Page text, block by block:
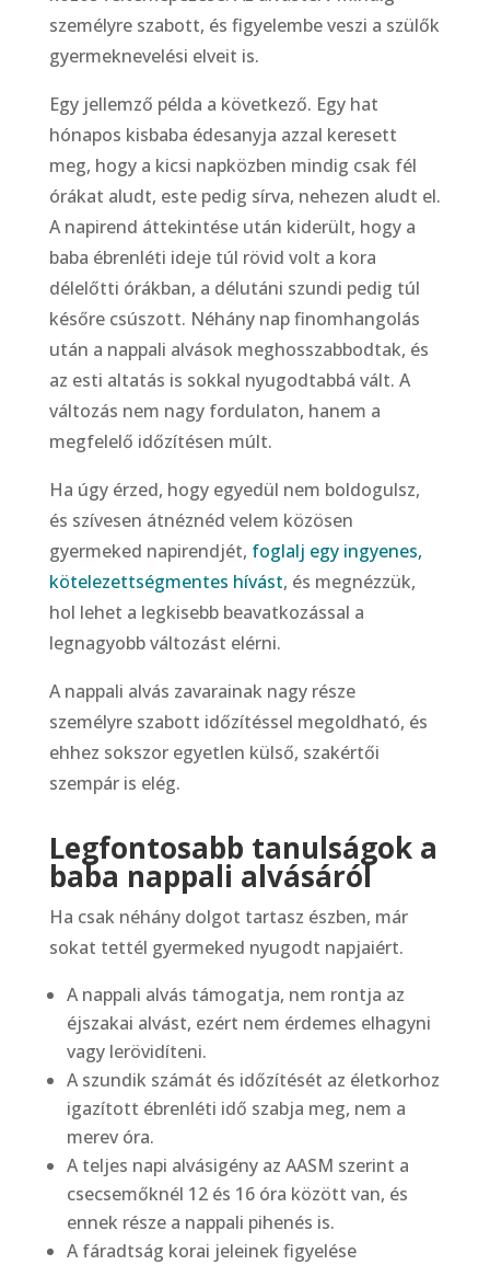
személyre szabott, és figyelembe veszi a szülők
gyermeknevelési elveit is.
Egy jellemző példa a következő. Egy hat
hónapos kisbaba édesanyja azzal keresett
meg, hogy a kicsi napközben mindig csak fél
órákat aludt, este pedig sírva, nehezen aludt el.
A napirend áttekintése után kiderült, hogy a
baba ébrenléti ideje túl rövid volt a kora
délelőtti órákban, a délutáni szundi pedig túl
későre csúszott. Néhány nap finomhangolás
után a nappali alvások meghosszabbodtak, és
az esti altatás is sokkal nyugodtabbá vált. A
változás nem nagy fordulaton, hanem a
megfelelő időzítésen múlt.
Ha úgy érzed, hogy egyedül nem boldogulsz,
és szívesen átnéznéd velem közösen
gyermeked napirendjét, foglalj egy ingyenes,
kötelezettségmentes hívást, és megnézzük,
hol lehet a legkisebb beavatkozással a
legnagyobb változást elérni.
A nappali alvás zavarainak nagy része
személyre szabott időzítéssel megoldható, és
ehhez sokszor egyetlen külső, szakértői
szempár is elég.
Legfontosabb tanulságok a
baba nappali alvásáról
Ha csak néhány dolgot tartasz észben, már
sokat tettél gyermeked nyugodt napjaiért.
A nappali alvás támogatja, nem rontja az
éjszakai alvást, ezért nem érdemes elhagyni
vagy lerövidíteni.
A szundik számát és időzítését az életkorhoz
igazított ébrenléti idő szabja meg, nem a
merev óra.
A teljes napi alvásigény az AASM szerint a
csecsemőknél 12 és 16 óra között van, és
ennek része a nappali pihenés is.
A fáradtság korai jeleinek figyelése